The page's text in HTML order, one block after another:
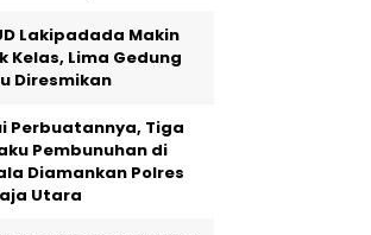
Lakipadada Makin
Kelas, Lima Gedung
Diresmikan
Perbuatannya, Tiga
Pembunuhan di
Diamankan Polres
Utara